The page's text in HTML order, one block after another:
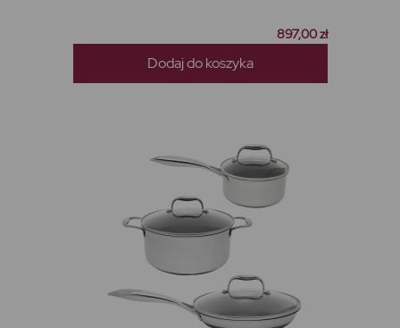
897,00 zł
Dodaj do koszyka